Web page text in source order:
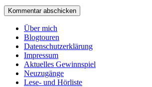
Über mich
Blogtouren
Datenschutzerklärung
Impressum
Aktuelles Gewinnspiel
Neuzugänge
Lese- und Hörliste